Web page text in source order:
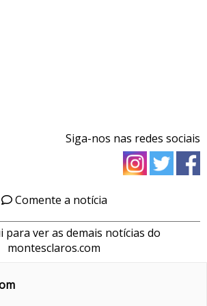
Siga-nos nas redes sociais
Comente a notícia
para ver as demais notícias do
montesclaros.com